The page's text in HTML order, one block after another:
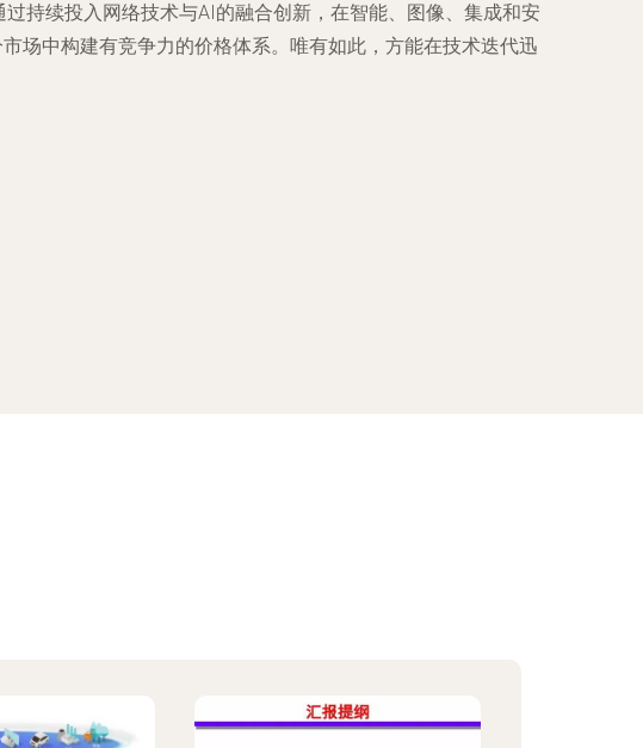
持续投入网络技术与AI的融合创新，在智能、图像、集成和安
场中构建有竞争力的价格体系。唯有如此，方能在技术迭代迅